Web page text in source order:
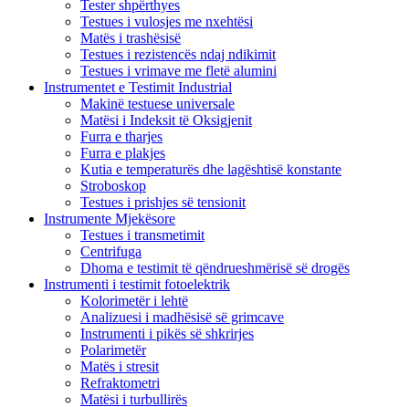
Tester shpërthyes
Testues i vulosjes me nxehtësi
Matës i trashësisë
Testues i rezistencës ndaj ndikimit
Testues i vrimave me fletë alumini
Instrumentet e Testimit Industrial
Makinë testuese universale
Matësi i Indeksit të Oksigjenit
Furra e tharjes
Furra e plakjes
Kutia e temperaturës dhe lagështisë konstante
Stroboskop
Testues i prishjes së tensionit
Instrumente Mjekësore
Testues i transmetimit
Centrifuga
Dhoma e testimit të qëndrueshmërisë së drogës
Instrumenti i testimit fotoelektrik
Kolorimetër i lehtë
Analizuesi i madhësisë së grimcave
Instrumenti i pikës së shkrirjes
Polarimetër
Matës i stresit
Refraktometri
Matësi i turbullirës